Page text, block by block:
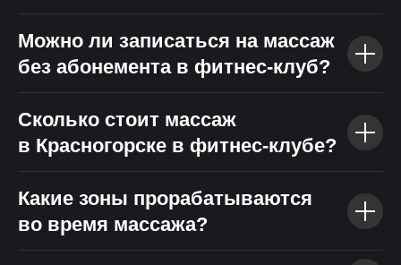
Можно ли записаться на массаж
без абонемента в фитнес-клуб?
Сколько стоит массаж
в Красногорске в фитнес-клубе?
Какие зоны прорабатываются
во время массажа?